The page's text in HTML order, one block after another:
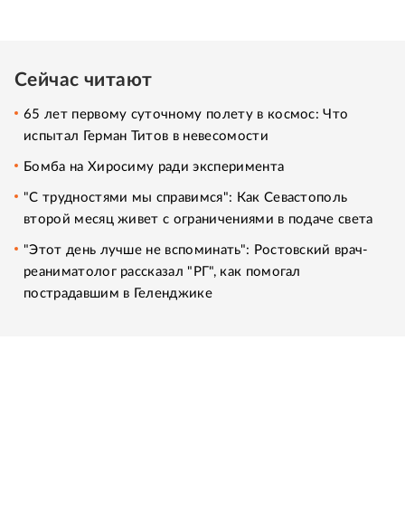
Сейчас читают
65 лет первому суточному полету в космос: Что
испытал Герман Титов в невесомости
Бомба на Хиросиму ради эксперимента
"С трудностями мы справимся": Как Севастополь
второй месяц живет с ограничениями в подаче света
"Этот день лучше не вспоминать": Ростовский врач-
реаниматолог рассказал "РГ", как помогал
пострадавшим в Геленджике